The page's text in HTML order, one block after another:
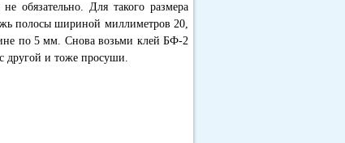
обязательно. Для такого размера
полосы шириной миллиметров 20,
по 5 мм. Снова возьми клей БФ-2
другой и тоже просуши.